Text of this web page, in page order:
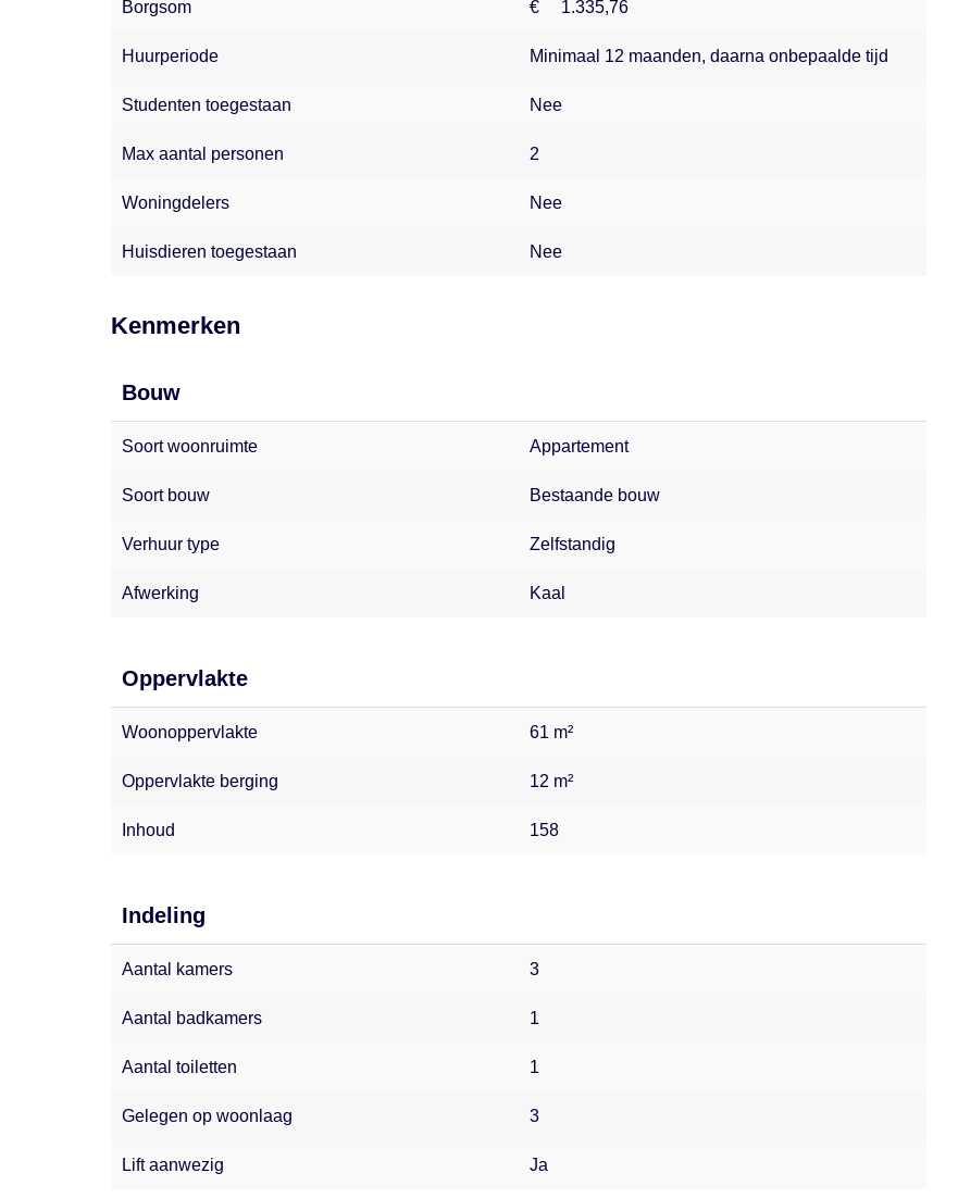
Borgsom € 1.335,76
Huurperiode Minimaal 12 maanden, daarna onbepaalde tijd
Studenten toegestaan Nee
Max aantal personen 2
Woningdelers Nee
Huisdieren toegestaan Nee
Kenmerken
Bouw
Soort woonruimte Appartement
Soort bouw Bestaande bouw
Verhuur type Zelfstandig
Afwerking Kaal
Oppervlakte
Woonoppervlakte 61 m²
Oppervlakte berging 12 m²
Inhoud 158
Indeling
Aantal kamers 3
Aantal badkamers 1
Aantal toiletten 1
Gelegen op woonlaag 3
Lift aanwezig Ja